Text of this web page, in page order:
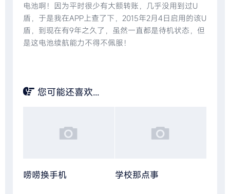
电池啊！因为平时很少有大额转账，几乎没用到过U
盾，于是我在APP上查了下，2015年2月4日启用的该U
盾，到现在有9年之久了，虽然一直都是待机状态，但
是这电池续航能力不得不佩服！
您可能还喜欢...
唠唠换手机 学校那点事